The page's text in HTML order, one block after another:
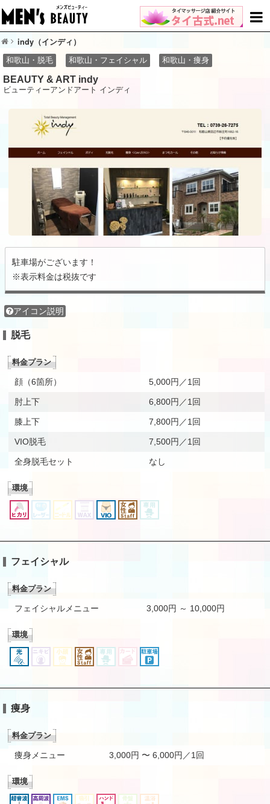
indy（インディ）
和歌山・脱毛 和歌山・フェイシャル 和歌山・痩身
BEAUTY & ART indy
ビューティーアンドアート インディ
駐車場がございます！
※表示料金は税抜です
アイコン説明
脱毛
料金プラン
顔（6箇所） 5,000円／1回
肘上下 6,800円／1回
膝上下 7,800円／1回
VIO脱毛 7,500円／1回
全身脱毛セット なし
環境
フェイシャル
料金プラン
フェイシャルメニュー 3,000円 ～ 10,000円
環境
痩身
料金プラン
痩身メニュー 3,000円 〜 6,000円／1回
環境